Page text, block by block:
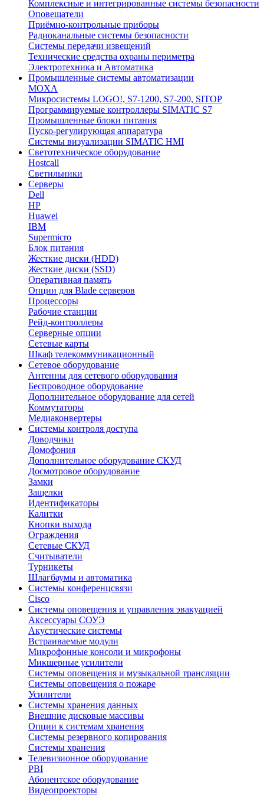
Комплексные и интегрированные системы безопасноcти
Оповещатели
Приёмно-контрольные приборы
Радиоканальные системы безопасности
Системы передачи извещений
Технические средства охраны периметра
Электротехника и Автоматика
Промышленные системы автоматизации
MOXA
Микросистемы LOGO!, S7-1200, S7-200, SITOP
Программируемые контроллеры SIMATIC S7
Промышленные блоки питания
Пуско-регулирующая аппаратура
Системы визуализации SIMATIC HMI
Светотехническое оборудование
Hostcall
Светильники
Серверы
Dell
HP
Huawei
IBM
Supermicro
Блок питания
Жесткие диски (HDD)
Жесткие диски (SSD)
Оперативная память
Опции для Blade серверов
Процессоры
Рабочие станции
Рейд-контроллеры
Серверные опции
Сетевые карты
Шкаф телекоммуникационный
Сетевое оборудование
Антенны для сетевого оборудования
Беспроводное оборудование
Дополнительное оборудование для сетей
Коммутаторы
Медиаконвертеры
Системы контроля доступа
Доводчики
Домофония
Дополнительное оборудование СКУД
Досмотровое оборудование
Замки
Защелки
Идентификаторы
Калитки
Кнопки выхода
Ограждения
Сетевые СКУД
Считыватели
Турникеты
Шлагбаумы и автоматика
Системы конференцсвязи
Cisco
Системы оповещения и управления эвакуацией
Аксессуары СОУЭ
Акустические системы
Встраиваемые модули
Микрофонные консоли и микрофоны
Микшерные усилители
Системы оповещения и музыкальной трансляции
Системы оповещения о пожаре
Усилители
Системы хранения данных
Внешние дисковые массивы
Опции к системам хранения
Системы резервного копирования
Системы хранения
Телевизионное оборудование
PBI
Абонентское оборудование
Видеопроекторы